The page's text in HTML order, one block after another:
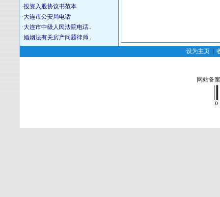
·投资入股协议书范本
·大连市公安局电话
·大连市中级人民法院电话..
·婚姻法有关房产问题律师..
设为主页
网站备